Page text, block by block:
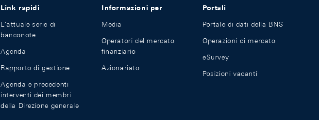
Link rapidi
L'attuale serie di
banconote
Agenda
Rapporto di gestione
Agenda e precedenti
interventi dei membri
della Direzione generale
Informazioni per
Media
Operatori del mercato
finanziario
Azionariato
Portali
Portale di dati della BNS
Operazioni di mercato
eSurvey
Posizioni vacanti